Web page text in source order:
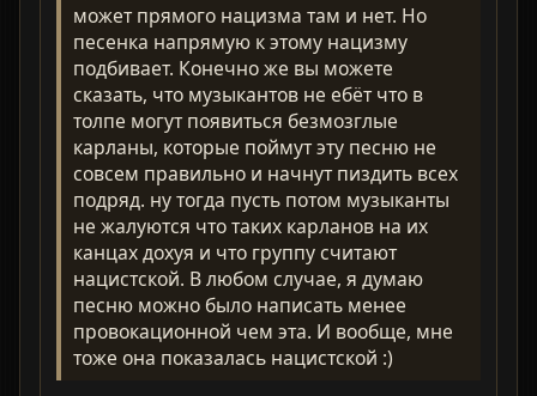
может прямого нацизма там и нет. Но
песенка напрямую к этому нацизму
подбивает. Конечно же вы можете
сказать, что музыкантов не ебёт что в
толпе могут появиться безмозглые
карланы, которые поймут эту песню не
совсем правильно и начнут пиздить всех
подряд. ну тогда пусть потом музыканты
не жалуются что таких карланов на их
канцах дохуя и что группу считают
нацистской. В любом случае, я думаю
песню можно было написать менее
провокационной чем эта. И вообще, мне
тоже она показалась нацистской :)